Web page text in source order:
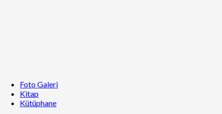
Foto Galeri
Kitap
Kütüphane